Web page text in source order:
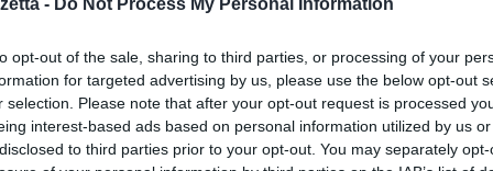
opt-out of the sale, sharing to third parties, or processing of your
for targeted advertising by us, please use the below opt-out
selection. Please note that after your opt-out request is processed
interest-based ads based on personal information utilized by us
to third parties prior to your opt-out. You may separately
presenta Fast Dual 40 Gbps 8-bay D8
TB di storage ad alta velocità in locale, espandibile a 800 TB: l’ideale
creativi. TerraMaster, azienda specializzata in prodotti
innovativi, è lieta di presentare D8 Thunderbolt ™ 3, una soluzione